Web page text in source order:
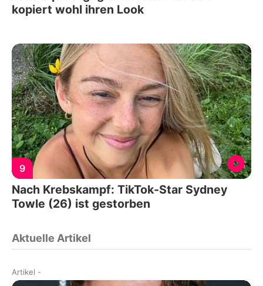
kopiert wohl ihren Look
9
Nach Krebskampf: TikTok-Star Sydney
Towle (26) ist gestorben
Aktuelle Artikel
Artikel -